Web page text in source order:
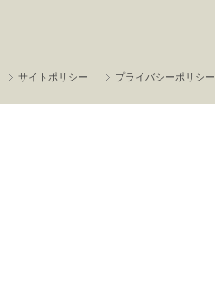
サイトポリシー プライバシーポリシー